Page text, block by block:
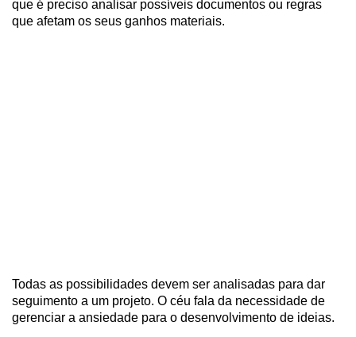
que é preciso analisar possíveis documentos ou regras
que afetam os seus ganhos materiais.
Todas as possibilidades devem ser analisadas para dar
seguimento a um projeto. O céu fala da necessidade de
gerenciar a ansiedade para o desenvolvimento de ideias.